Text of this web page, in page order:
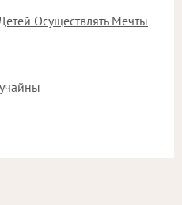
Осуществлять Мечты